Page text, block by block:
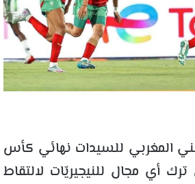
المغربي للسيدات نهائي كأس
ترك أي مجال للنيجيريّات لالتقاط